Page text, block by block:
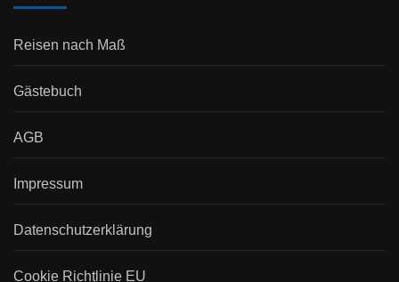
Reisen nach Maß
Gästebuch
AGB
Impressum
Datenschutzerklärung
Cookie Richtlinie EU